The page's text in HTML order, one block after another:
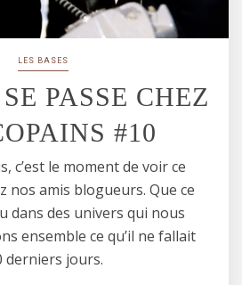
LES BASES
PASSE CHEZ
#10
c’est le moment de voir ce
nos amis blogueurs. Que ce
dans des univers qui nous
ensemble ce qu’il ne fallait
derniers jours.